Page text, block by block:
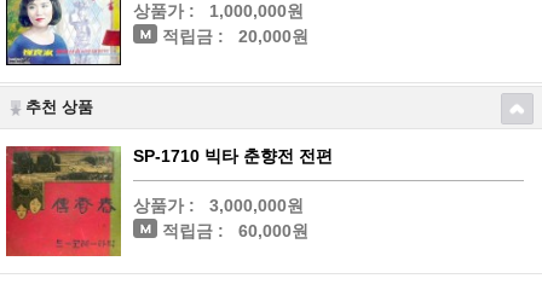
상품가 :
1,000,000원
적립금 :
20,000원
추천 상품
SP-1710 빅타 춘향전 전편
상품가 :
3,000,000원
적립금 :
60,000원